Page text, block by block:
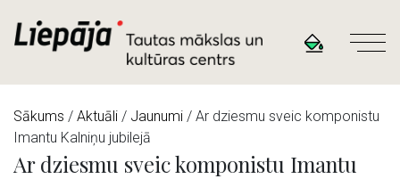
Sākums / Aktuāli / Jaunumi / Ar dziesmu sveic komponistu
Imantu Kalniņu jubilejā
Ar dziesmu sveic komponistu Imantu